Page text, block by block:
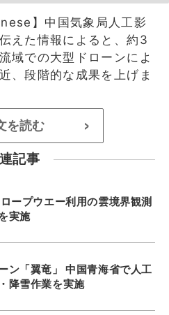
】中国気象局人工影
えた情報によると、約3
域での大型ドローンによ
、段階的な成果を上げま
を読む >
記事
ープウエー利用の雲境界観測
実施
ン「翼竜」 中国青海省で人工
降雪作業を実施